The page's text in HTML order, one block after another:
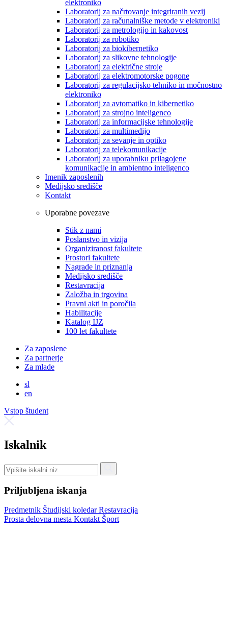
elektroniko
Laboratorij za načrtovanje integriranih vezij
Laboratorij za računalniške metode v elektroniki
Laboratorij za metrologijo in kakovost
Laboratorij za robotiko
Laboratorij za biokibernetiko
Laboratorij za slikovne tehnologije
Laboratorij za električne stroje
Laboratorij za elektromotorske pogone
Laboratorij za regulacijsko tehniko in močnostno
elektroniko
Laboratorij za avtomatiko in kibernetiko
Laboratorij za strojno inteligenco
Laboratorij za informacijske tehnologije
Laboratorij za multimedijo
Laboratorij za sevanje in optiko
Laboratorij za telekomunikacije
Laboratorij za uporabniku prilagojene
komunikacije in ambientno inteligenco
Imenik zaposlenih
Medijsko središče
Kontakt
Uporabne povezave
Stik z nami
Poslanstvo in vizija
Organiziranost fakultete
Prostori fakultete
Nagrade in priznanja
Medijsko središče
Restavracija
Založba in trgovina
Pravni akti in poročila
Habilitacije
Katalog IJZ
100 let fakultete
Za zaposlene
Za partnerje
Za mlade
sl
en
Vstop študent
Iskalnik
Priljubljena iskanja
Predmetnik Študijski koledarRestavracija
Prosta delovna mesta Kontakt Šport